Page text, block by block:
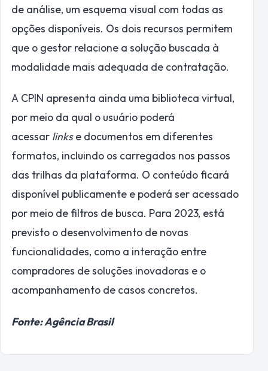
de análise, um esquema visual com todas as
opções disponíveis. Os dois recursos permitem
que o gestor relacione a solução buscada à
modalidade mais adequada de contratação.
A CPIN apresenta ainda uma biblioteca virtual,
por meio da qual o usuário poderá
acessar linkse documentos em diferentes
formatos, incluindo os carregados nos passos
das trilhas da plataforma. O conteúdo ficará
disponível publicamente e poderá ser acessado
por meio de filtros de busca. Para 2023, está
previsto o desenvolvimento de novas
funcionalidades, como a interação entre
compradores de soluções inovadoras e o
acompanhamento de casos concretos.
Fonte: Agência Brasil